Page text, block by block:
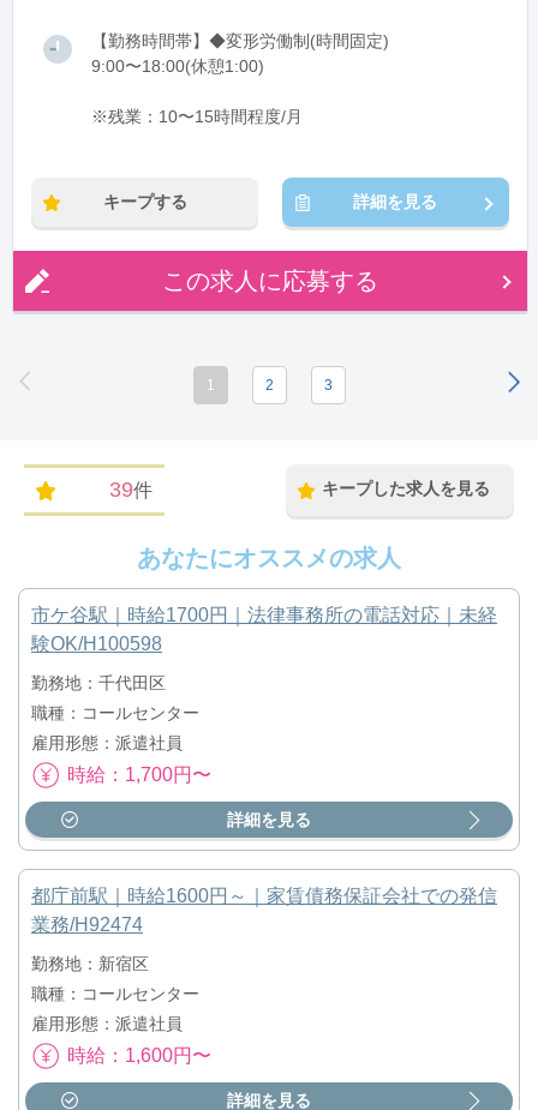
【勤務時間帯】◆変形労働制(時間固定)
9:00〜18:00(休憩1:00)
※残業：10〜15時間程度/月
キープする 詳細を見る
この求人に応募する
1 2 3
39件 キープした求人を見る
あなたにオススメの求人
市ケ谷駅｜時給1700円｜法律事務所の電話対応｜未経
験OK/H100598
勤務地：千代田区
職種：コールセンター
雇用形態：派遣社員
時給：1,700円〜
詳細を見る
都庁前駅｜時給1600円～｜家賃債務保証会社での発信
業務/H92474
勤務地：新宿区
職種：コールセンター
雇用形態：派遣社員
時給：1,600円〜
詳細を見る